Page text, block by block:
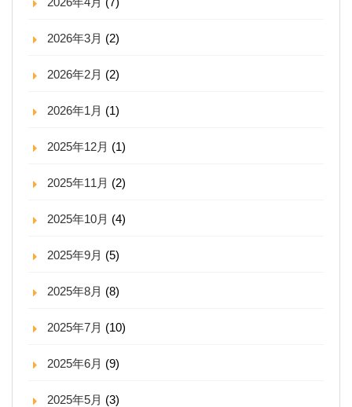
2026年3月 (2)
2026年2月 (2)
2026年1月 (1)
2025年12月 (1)
2025年11月 (2)
2025年10月 (4)
2025年9月 (5)
2025年8月 (8)
2025年7月 (10)
2025年6月 (9)
2025年5月 (3)